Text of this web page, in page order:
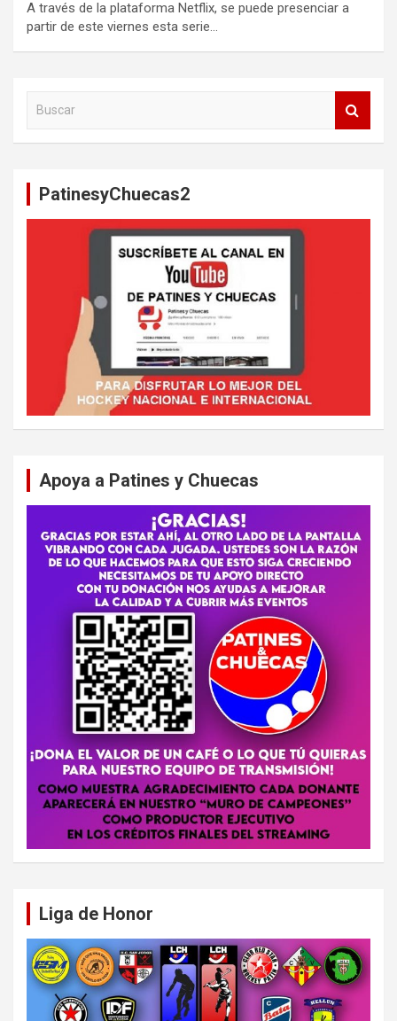
A través de la plataforma Netflix, se puede presenciar a
partir de este viernes esta serie…
PatinesyChuecas2
Apoya a Patines y Chuecas
Liga de Honor